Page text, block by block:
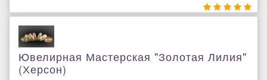
Ювелирная Мастерская "Золотая Лилия"
(Херсон)